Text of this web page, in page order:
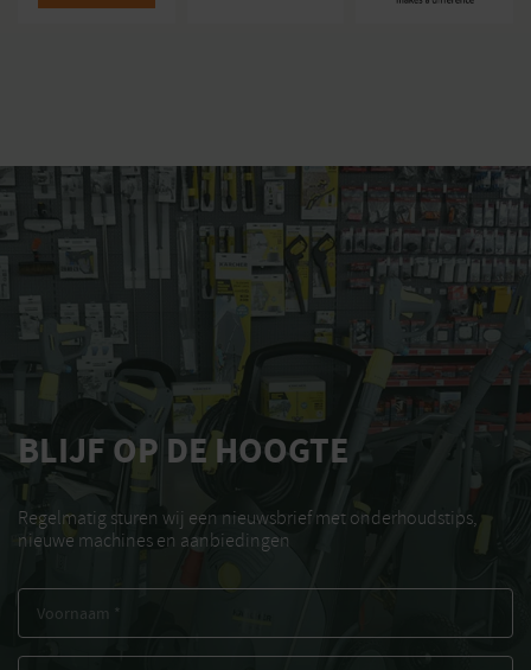
BLIJF OP DE HOOGTE
Regelmatig sturen wij een nieuwsbrief met onderhoudstips,
nieuwe machines en aanbiedingen